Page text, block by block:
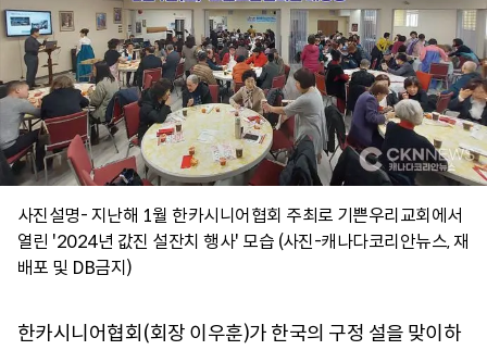
사진설명- 지난해 1월 한카시니어협회 주최로 기쁜우리교회에서
열린 '2024년 값진 설잔치 행사' 모습 (사진-캐나다코리안뉴스, 재
배포 및 DB금지)
한카시니어협회(회장 이우훈)가 한국의 구정 설을 맞이하